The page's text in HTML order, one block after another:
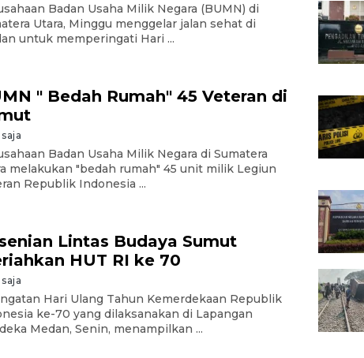
Badan Usaha Milik Negara (BUMN) di
Utara, Minggu menggelar jalan sehat di
untuk memperingati Hari ...
" Bedah Rumah" 45 Veteran di
Badan Usaha Milik Negara di Sumatera
melakukan "bedah rumah" 45 unit milik Legiun
Republik Indonesia ...
Lintas Budaya Sumut
HUT RI ke 70
Hari Ulang Tahun Kemerdekaan Republik
ke-70 yang dilaksanakan di Lapangan
Medan, Senin, menampilkan ...